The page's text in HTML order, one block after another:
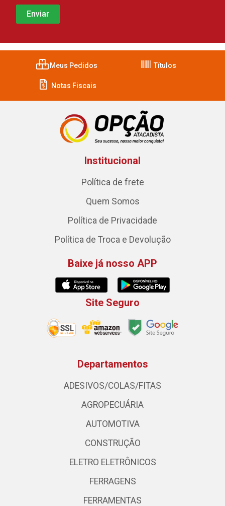
Meus Pedidos Títulos
Notas Fiscais
Institucional
Política de frete
Quem Somos
Política de Privacidade
Política de Troca e Devolução
Baixe já nosso APP
Site Seguro
Departamentos
ADESIVOS/COLAS/FITAS
AGROPECUÁRIA
AUTOMOTIVA
CONSTRUÇÃO
ELETRO ELETRÔNICOS
FERRAGENS
FERRAMENTAS